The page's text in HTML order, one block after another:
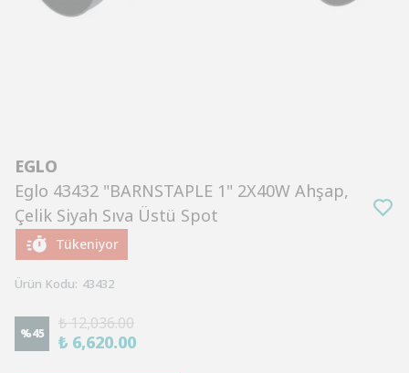
EGLO
Eglo 43432 "BARNSTAPLE 1" 2X40W Ahşap,
Çelik Siyah Sıva Üstü Spot
Tükeniyor
Ürün Kodu: 43432
%45
₺ 12,036.00
₺ 6,620.00